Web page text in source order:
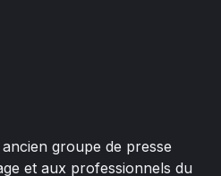
groupe de presse
et aux professionnels du